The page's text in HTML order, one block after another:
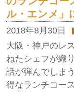
ル・エンメ」
2018年8月30日
大阪・神戸のレ
ねたシェフが織
話が弾んでしま
得なランチコー